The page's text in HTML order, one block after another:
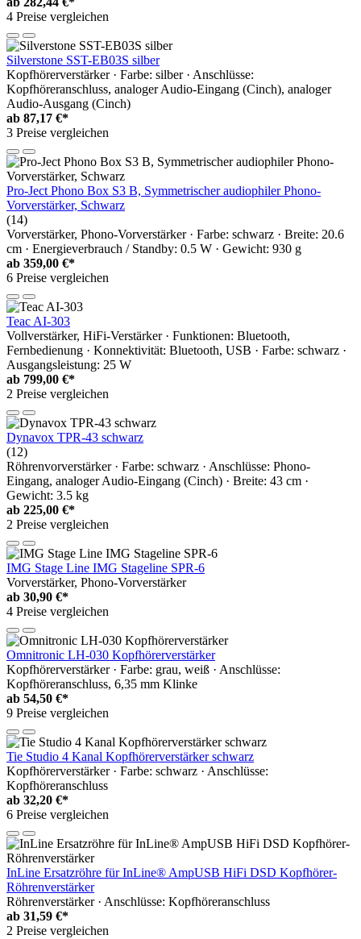
4 Preise vergleichen
Silverstone SST-EB03S silber
Kopfhörerverstärker · Farbe: silber · Anschlüsse:
Kopfhöreranschluss, analoger Audio-Eingang (Cinch), analoger
Audio-Ausgang (Cinch)
ab 87,17 €*
3 Preise vergleichen
Pro-Ject Phono Box S3 B, Symmetrischer audiophiler Phono-
Vorverstärker, Schwarz
(14)
Vorverstärker, Phono-Vorverstärker · Farbe: schwarz · Breite: 20.6
cm · Energieverbrauch / Standby: 0.5 W · Gewicht: 930 g
ab 359,00 €*
6 Preise vergleichen
Teac AI-303
Vollverstärker, HiFi-Verstärker · Funktionen: Bluetooth,
Fernbedienung · Konnektivität: Bluetooth, USB · Farbe: schwarz ·
Ausgangsleistung: 25 W
ab 799,00 €*
2 Preise vergleichen
Dynavox TPR-43 schwarz
(12)
Röhrenvorverstärker · Farbe: schwarz · Anschlüsse: Phono-
Eingang, analoger Audio-Eingang (Cinch) · Breite: 43 cm ·
Gewicht: 3.5 kg
ab 225,00 €*
2 Preise vergleichen
IMG Stage Line IMG Stageline SPR-6
Vorverstärker, Phono-Vorverstärker
ab 30,90 €*
4 Preise vergleichen
Omnitronic LH-030 Kopfhörerverstärker
Kopfhörerverstärker · Farbe: grau, weiß · Anschlüsse:
Kopfhöreranschluss, 6,35 mm Klinke
ab 54,50 €*
9 Preise vergleichen
Tie Studio 4 Kanal Kopfhörerverstärker schwarz
Kopfhörerverstärker · Farbe: schwarz · Anschlüsse:
Kopfhöreranschluss
ab 32,20 €*
6 Preise vergleichen
InLine Ersatzröhre für InLine® AmpUSB HiFi DSD Kopfhörer-
Röhrenverstärker
Röhrenverstärker · Anschlüsse: Kopfhöreranschluss
ab 31,59 €*
2 Preise vergleichen